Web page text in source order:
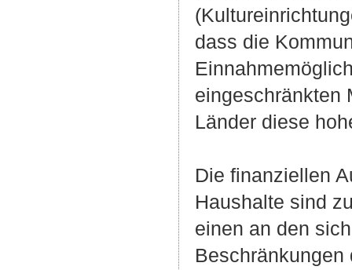
dass die
eingeschränkten
Länder diese
Die finanziellen
Haushalte sind
einen an den
Beschränkungen